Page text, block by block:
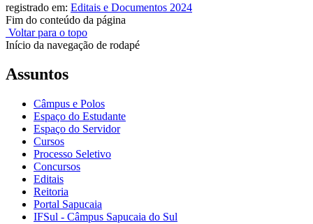
registrado em: Editais e Documentos 2024
Fim do conteúdo da página
Voltar para o topo
Início da navegação de rodapé
Assuntos
Câmpus e Polos
Espaço do Estudante
Espaço do Servidor
Cursos
Processo Seletivo
Concursos
Editais
Reitoria
Portal Sapucaia
IFSul - Câmpus Sapucaia do Sul